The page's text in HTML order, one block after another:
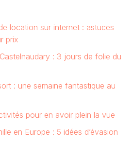
location sur internet : astuces
prix
: 3 jours de folie du
: une semaine fantastique au
pour en avoir plein la vue
en Europe : 5 idées d’évasion